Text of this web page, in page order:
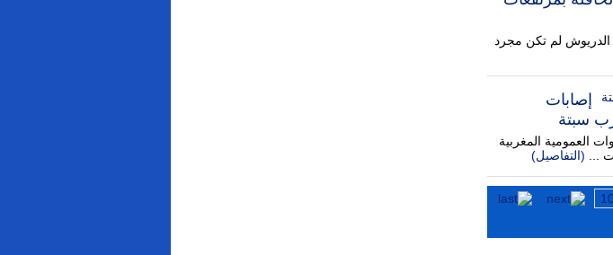
الدريوش لم تكن مجرد
إصابات
سبتة
العمومية المغربية
... (التفاصيل)
10